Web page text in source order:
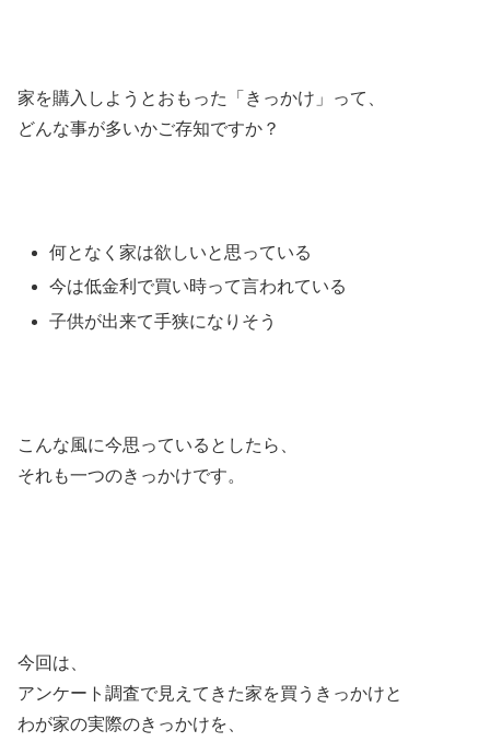
家を購入しようとおもった「きっかけ」って、
どんな事が多いかご存知ですか？
何となく家は欲しいと思っている
今は低金利で買い時って言われている
子供が出来て手狭になりそう
こんな風に今思っているとしたら、
それも一つのきっかけです。
今回は、
アンケート調査で見えてきた家を買うきっかけと
わが家の実際のきっかけを、